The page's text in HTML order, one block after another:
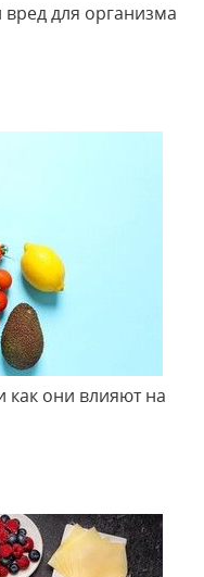
вред для организма
как они влияют на